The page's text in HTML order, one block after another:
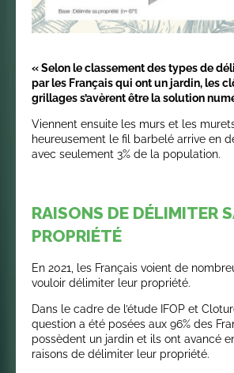
« Selon le classement des types de
par les Français qui ont un jardin, les
grillages s’avèrent être la solution
Viennent ensuite les murs et les
heureusement le fil barbelé arrive en
avec seulement 3% de la population.
RAISONS DE DÉLIMITER
PROPRIÉTÉ
En 2021, les Français voient de
vouloir délimiter leur propriété.
Dans le cadre de l’étude IFOP et
question a été posées aux 96% des
possèdent un jardin et ils ont avancé
raisons de délimiter leur propriété.